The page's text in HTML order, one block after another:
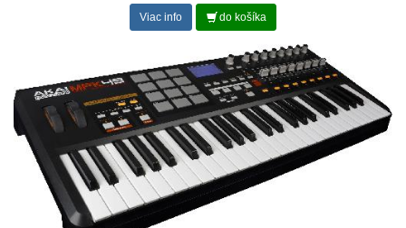
Viac info do košíka